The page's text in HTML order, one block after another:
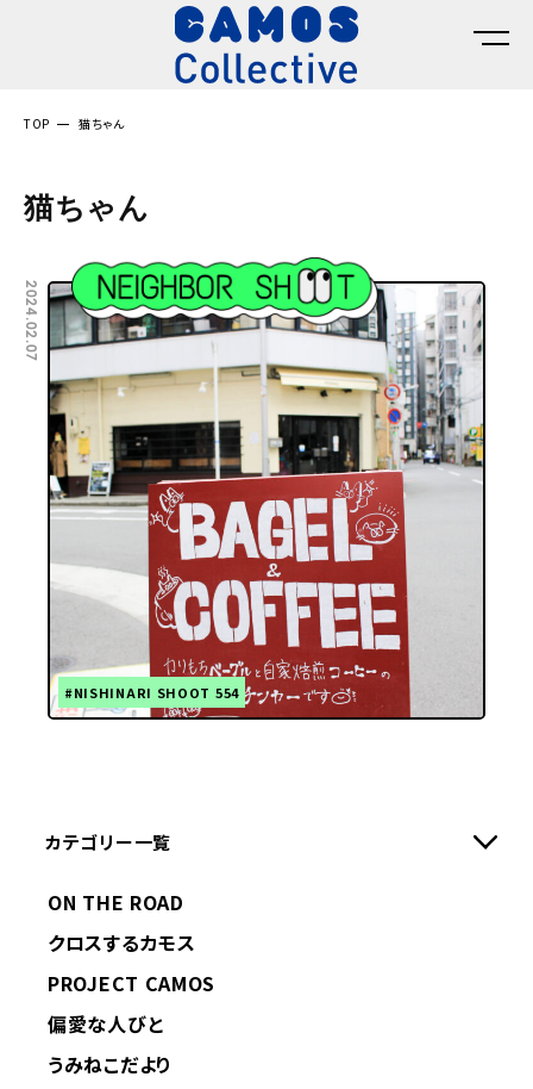
TOP 猫ちゃん
猫ちゃん
2024.02.07
#NISHINARI SHOOT 554
カテゴリー一覧
ON THE ROAD
クロスするカモス
PROJECT CAMOS
偏愛な人びと
うみねこだより